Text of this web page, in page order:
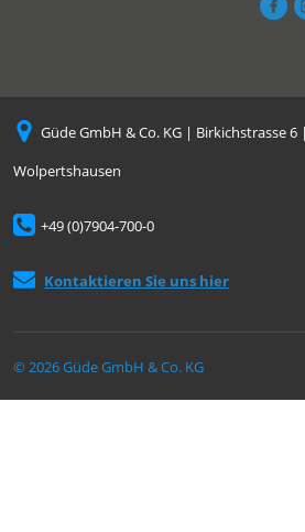
Güde GmbH & Co. KG | Birkichstrasse 6
Wolpertshausen
+49 (0)7904-700-0
Kontaktieren Sie uns hier
© 2026 Güde GmbH & Co. KG